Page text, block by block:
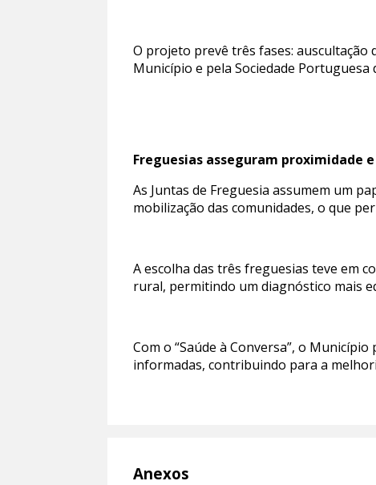
O projeto prevê três fases: auscultação
Município e pela Sociedade
Freguesias asseguram proximidade
As Juntas de Freguesia assumem um
mobilização das comunidades, o que
A escolha das três freguesias teve em
rural, permitindo um diagnóstico mais
Com o “Saúde à Conversa”, o
informadas, contribuindo para a
Anexos